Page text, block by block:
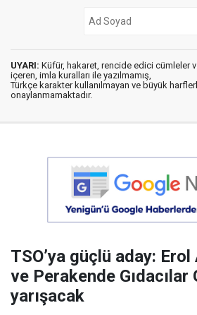
UYARI: Küfür, hakaret, rencide edici cümleler
içeren, imla kuralları ile yazılmamış,
Türkçe karakter kullanılmayan ve büyük
onaylanmamaktadır.
TSO’ya güçlü aday:
ve Perakende Gıdacılar
yarışacak